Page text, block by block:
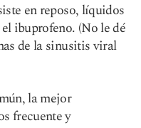
en reposo, líquidos
ibuprofeno. (No le dé
de la sinusitis viral
la mejor
frecuente y